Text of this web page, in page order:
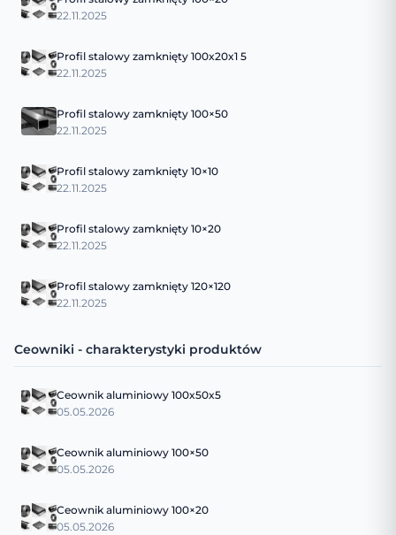
22.11.2025
Profil stalowy zamknięty 100x20x1 5
22.11.2025
Profil stalowy zamknięty 100×50
22.11.2025
Profil stalowy zamknięty 10×10
22.11.2025
Profil stalowy zamknięty 10×20
22.11.2025
Profil stalowy zamknięty 120×120
22.11.2025
Ceowniki - charakterystyki produktów
Ceownik aluminiowy 100x50x5
05.05.2026
Ceownik aluminiowy 100×50
05.05.2026
Ceownik aluminiowy 100×20
05.05.2026